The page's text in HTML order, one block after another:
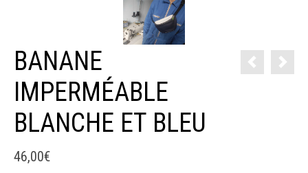
BANANE
IMPERMÉABLE
BLANCHE ET BLEU
46,00€